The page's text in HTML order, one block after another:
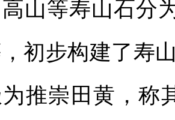
山等寿山石分
初步构建了寿
推崇田黄，称